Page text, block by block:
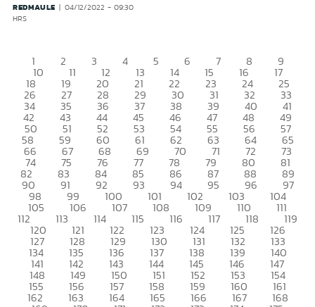
REDMAULE
04/12/2022 - 09:30
HRS
1 2 3 4 5 6 7 8 9
10 11 12 13 14 15 16 17
18 19 20 21 22 23 24 25
26 27 28 29 30 31 32 33
34 35 36 37 38 39 40 41
42 43 44 45 46 47 48 49
50 51 52 53 54 55 56 57
58 59 60 61 62 63 64 65
66 67 68 69 70 71 72 73
74 75 76 77 78 79 80 81
82 83 84 85 86 87 88 89
90 91 92 93 94 95 96 97
98 99 100 101 102 103 104
105 106 107 108 109 110 111
112 113 114 115 116 117 118 119
120 121 122 123 124 125 126
127 128 129 130 131 132 133
134 135 136 137 138 139 140
141 142 143 144 145 146 147
148 149 150 151 152 153 154
155 156 157 158 159 160 161
162 163 164 165 166 167 168